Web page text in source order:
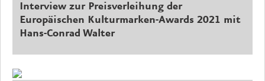
Interview zur Preisverleihung der
Europäischen Kulturmarken-Awards 2021 mit
Hans-Conrad Walter